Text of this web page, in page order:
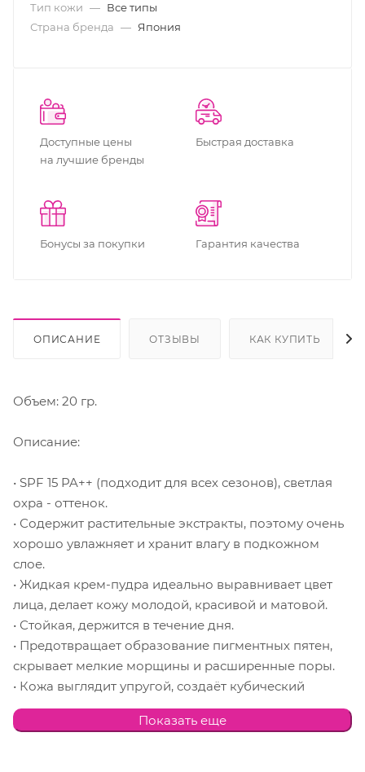
Тип кожи — Все типы
Страна бренда — Япония
Доступные цены
на лучшие бренды
Быстрая доставка
Бонусы за покупки Гарантия качества
ОПИСАНИЕ ОТЗЫВЫ КАК КУПИТЬ
Объем: 20 гр.
Описание:
• SPF 15 PA++ (подходит для всех сезонов), светлая
охра - оттенок.
• Содержит растительные экстракты, поэтому очень
хорошо увлажняет и хранит влагу в подкожном
слое.
• Жидкая крем-пудра идеально выравнивает цвет
лица, делает кожу молодой, красивой и матовой.
• Стойкая, держится в течение дня.
• Предотвращает образование пигментных пятен,
скрывает мелкие морщины и расширенные поры.
• Кожа выглядит упругой, создаёт кубический
эффект.С какого бы угла зрения ни посмотрели на
ваше лицо, пудра слегка меняет оттенок. В
Показать еще